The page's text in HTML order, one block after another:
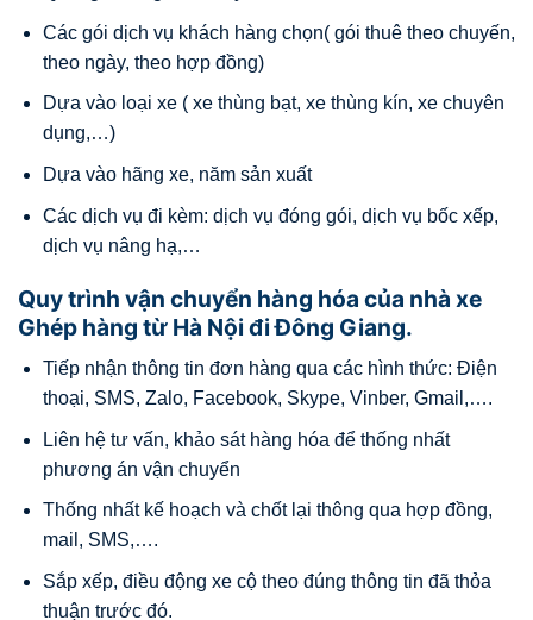
Các gói dịch vụ khách hàng chọn( gói thuê theo chuyến,
theo ngày, theo hợp đồng)
Dựa vào loại xe ( xe thùng bạt, xe thùng kín, xe chuyên
dụng,…)
Dựa vào hãng xe, năm sản xuất
Các dịch vụ đi kèm: dịch vụ đóng gói, dịch vụ bốc xếp,
dịch vụ nâng hạ,…
Quy trình vận chuyển hàng hóa của nhà xe
Ghép hàng từ Hà Nội đi Đông Giang.
Tiếp nhận thông tin đơn hàng qua các hình thức: Điện
thoại, SMS, Zalo, Facebook, Skype, Vinber, Gmail,….
Liên hệ tư vấn, khảo sát hàng hóa để thống nhất
phương án vận chuyển
Thống nhất kế hoạch và chốt lại thông qua hợp đồng,
mail, SMS,….
Sắp xếp, điều động xe cộ theo đúng thông tin đã thỏa
thuận trước đó.